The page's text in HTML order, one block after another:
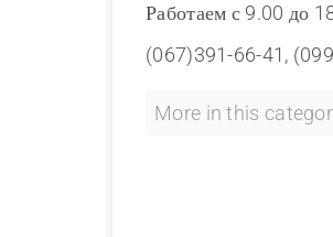
Работаем с 9.00 до
(067)391-66-41,
More in this